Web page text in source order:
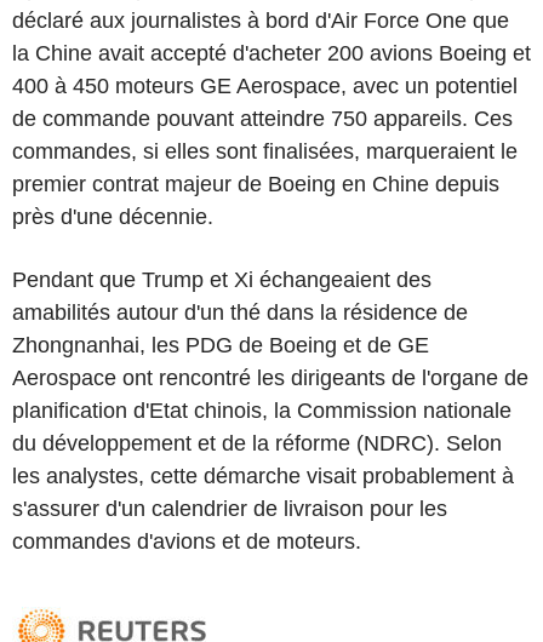
déclaré aux journalistes à bord d'Air Force One que
la Chine avait accepté d'acheter 200 avions Boeing et
400 à 450 moteurs GE Aerospace, avec un potentiel
de commande pouvant atteindre 750 appareils. Ces
commandes, si elles sont finalisées, marqueraient le
premier contrat majeur de Boeing en Chine depuis
près d'une décennie.
Pendant que Trump et Xi échangeaient des
amabilités autour d'un thé dans la résidence de
Zhongnanhai, les PDG de Boeing et de GE
Aerospace ont rencontré les dirigeants de l'organe de
planification d'Etat chinois, la Commission nationale
du développement et de la réforme (NDRC). Selon
les analystes, cette démarche visait probablement à
s'assurer d'un calendrier de livraison pour les
commandes d'avions et de moteurs.